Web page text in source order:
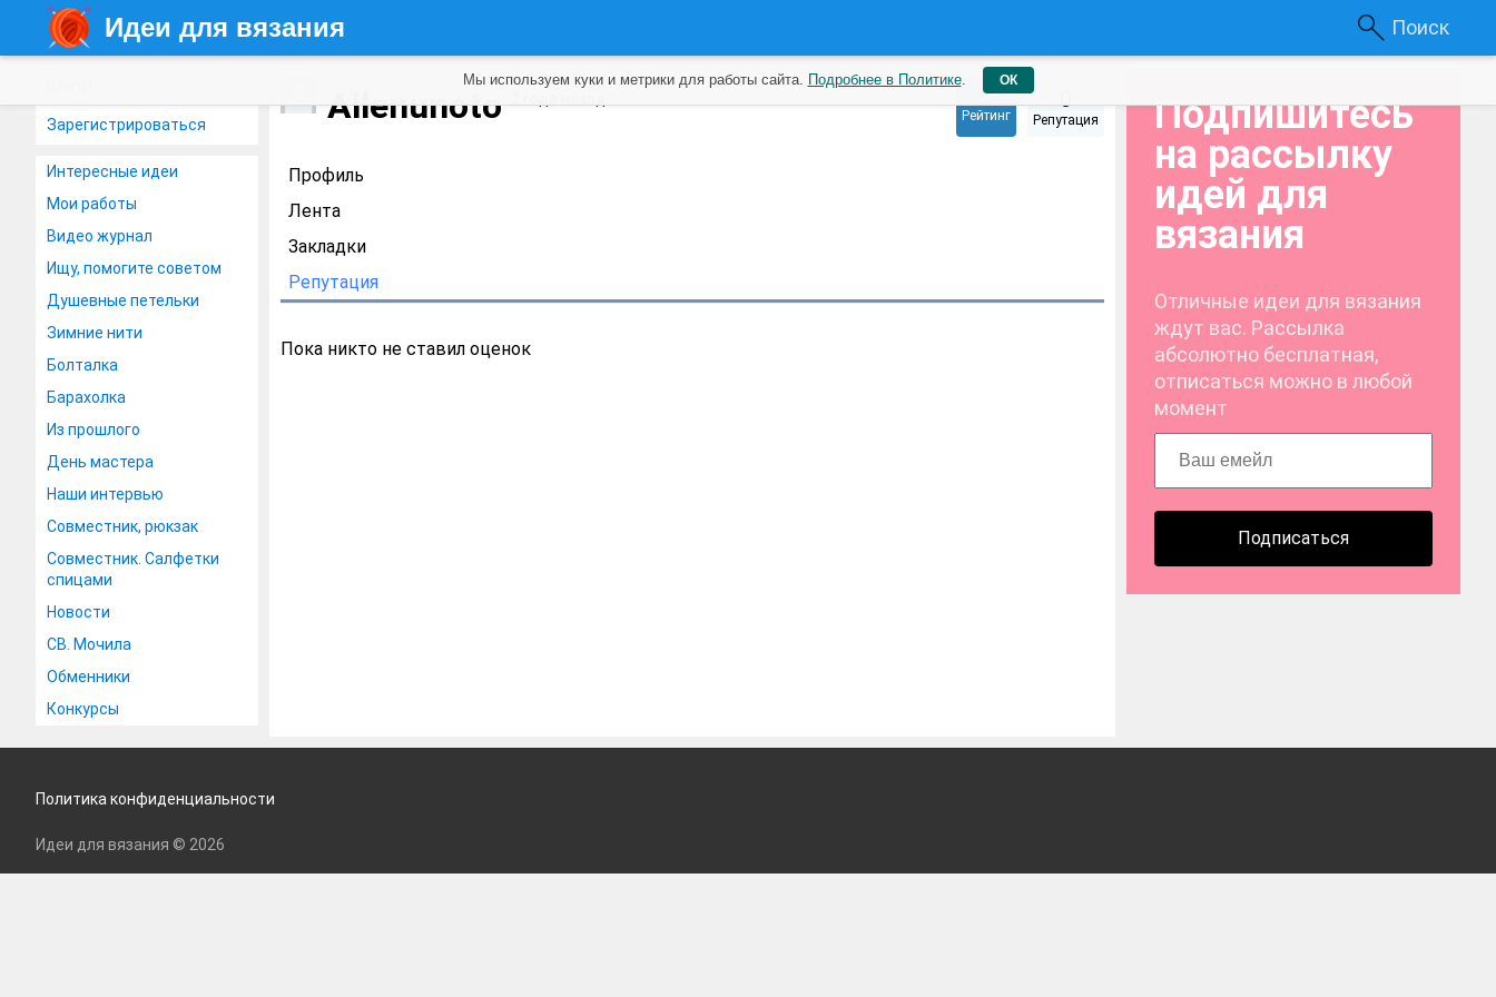
Идеи для вязания Поиск
Зарегистрироваться
Интересные идеи
Мои работы
Видео журнал
Ищу, помогите советом
Душевные петельки
Зимние нити
Болталка
Барахолка
Из прошлого
День мастера
Наши интервью
Совместник, рюкзак
Совместник. Салфетки
спицами
Новости
СВ. Мочила
Обменники
Конкурсы
Allenunoto 0
Рейтинг
0
Репутация
Профиль
Лента
Закладки
Репутация
Пока никто не ставил оценок
Подпишитесь
на рассылку
идей для
вязания
Отличные идеи для вязания
ждут вас. Рассылка
абсолютно бесплатная,
отписаться можно в любой
момент
Подписаться
Мы используем куки и метрики для работы сайта. Подробнее в Политике. ОК
Политика конфиденциальности
Идеи для вязания © 2026